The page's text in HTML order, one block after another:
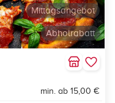
Abholrabatt
Mittagsangebot
min. ab 15,00 €